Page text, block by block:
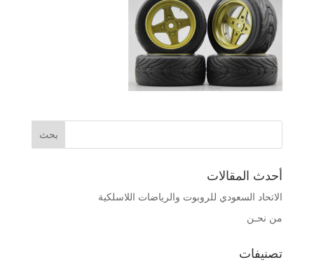
أحدث المقالات
الاتحاد السعودي للروبوت والرياضات اللاسلكية
من نحـن
تصنيفات